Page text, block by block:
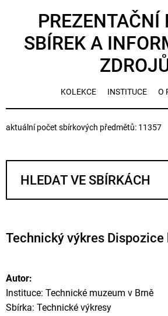
PREZENTAČNÍ
SBÍREK A
KOLEKCE INSTITUCE O
aktuální počet sbírkových předmětů: 11357
Technický výkres
Autor:
Instituce: Technické muzeum v Brně
Sbírka: Technické výkresy